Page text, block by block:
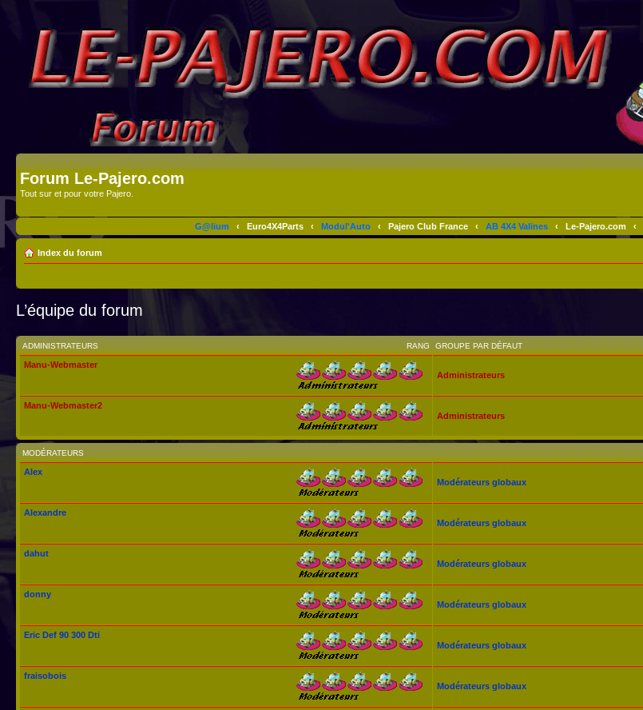
Forum Le-Pajero.com
Tout sur et pour votre Pajero.
G@lium ‹ Euro4X4Parts ‹ Modul'Auto ‹ Pajero Club France ‹ AB 4X4 Valines ‹ Le-Pajero.com ‹
Index du forum
L’équipe du forum
RANG
ADMINISTRATEURS GROUPE PAR DÉFAUT
Manu-Webmaster
Administrateurs
Manu-Webmaster2
Administrateurs
MODÉRATEURS
Alex
Modérateurs globaux
Alexandre
Modérateurs globaux
dahut
Modérateurs globaux
donny
Modérateurs globaux
Eric Def 90 300 Dti
Modérateurs globaux
fraisobois
Modérateurs globaux